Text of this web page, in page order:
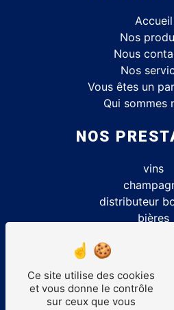
Accueil
Nos
Nous
Nos
Vous êtes un
Qui sommes
NOS
vins
distributeur
bières
matériels
location
Ce site utilise des cookies
et vous donne le contrôle
sur ceux que vous